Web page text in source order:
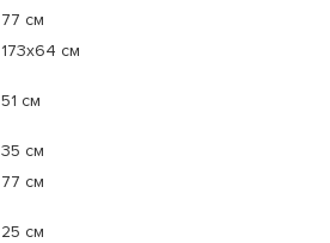
77 см
173x64 см
51 см
35 см
77 см
25 см